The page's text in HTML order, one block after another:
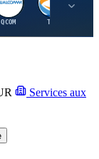
Q
QCOM
T
TTE
Services aux